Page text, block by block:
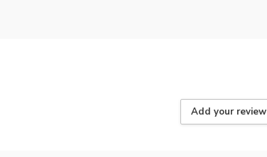
Add your review